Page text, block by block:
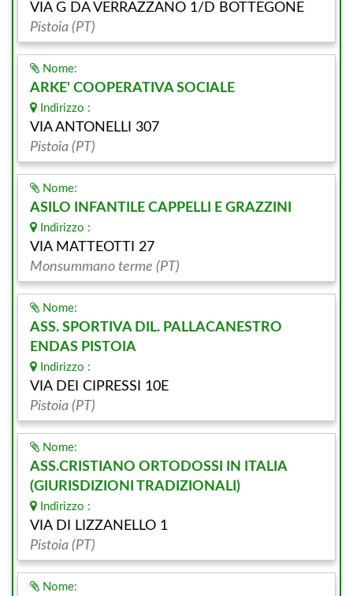
VIA G DA VERRAZZANO 1/D BOTTEGONE
Pistoia (PT)
Nome:
ARKE' COOPERATIVA SOCIALE
Indirizzo :
VIA ANTONELLI 307
Pistoia (PT)
Nome:
ASILO INFANTILE CAPPELLI E GRAZZINI
Indirizzo :
VIA MATTEOTTI 27
Monsummano terme (PT)
Nome:
ASS. SPORTIVA DIL. PALLACANESTRO
ENDAS PISTOIA
Indirizzo :
VIA DEI CIPRESSI 10E
Pistoia (PT)
Nome:
ASS.CRISTIANO ORTODOSSI IN ITALIA
(GIURISDIZIONI TRADIZIONALI)
Indirizzo :
VIA DI LIZZANELLO 1
Pistoia (PT)
Nome: